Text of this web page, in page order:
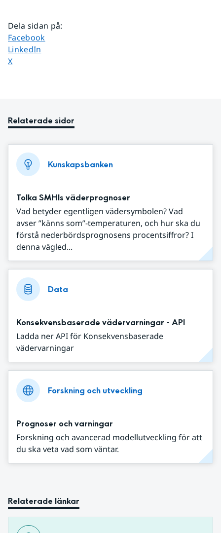
Dela sidan på:
Dela sidan på
Facebook
Dela sidan på
LinkedIn
Dela sidan på
X
Relaterade sidor
Kunskapsbanken
Tolka SMHIs väderprognoser
Vad betyder egentligen vädersymbolen? Vad
avser ”känns som”-temperaturen, och hur ska du
förstå nederbördsprognosens procentsiffror? I
denna vägled...
Data
Konsekvensbaserade vädervarningar - API
Ladda ner API för Konsekvensbaserade
vädervarningar
Forskning och utveckling
Prognoser och varningar
Forskning och avancerad modellutveckling för att
du ska veta vad som väntar.
Relaterade länkar